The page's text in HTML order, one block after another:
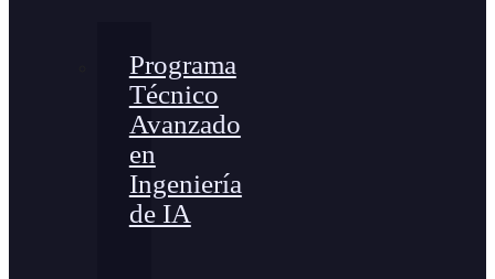
Programa
Técnico
Avanzado
en
Ingeniería
de IA